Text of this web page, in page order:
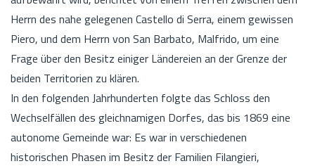
Herrn des nahe gelegenen Castello di Serra, einem gewissen
Piero, und dem Herrn von San Barbato, Malfrido, um eine
Frage über den Besitz einiger Ländereien an der Grenze der
beiden Territorien zu klären.
In den folgenden Jahrhunderten folgte das Schloss den
Wechselfällen des gleichnamigen Dorfes, das bis 1869 eine
autonome Gemeinde war: Es war in verschiedenen
historischen Phasen im Besitz der Familien Filangieri,